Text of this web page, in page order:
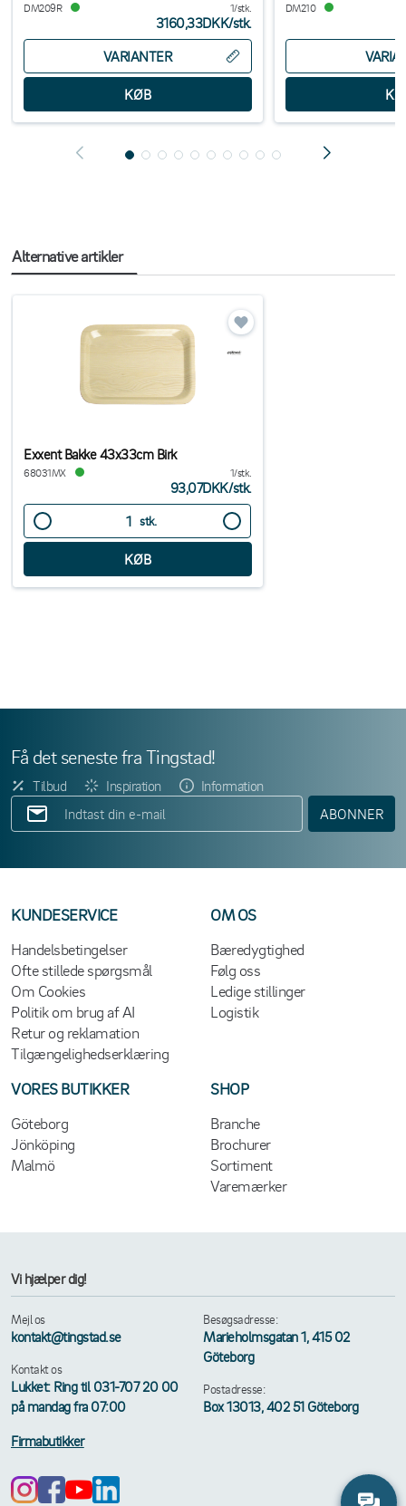
DM209R 1/stk.
3160,33DKK/stk.
VARIANTER
DM210
Alternative artikler
Exxent Bakke 43x33cm Birk
68031MX 1/stk.
93,07DKK/stk.
stk.
Få det seneste fra Tingstad!
Tilbud Inspiration
Information
ABONNER
KUNDESERVICE
Handelsbetingelser
Ofte stillede spørgsmål
Om Cookies
Politik om brug af AI
Retur og reklamation
Tilgængelighedserklæring
OM OS
Bæredygtighed
Følg oss
Ledige stillinger
Logistik
VORES BUTIKKER
Göteborg
Jönköping
Malmö
SHOP
Branche
Brochurer
Sortiment
Varemærker
Vi hjælper dig!
Mejl os
kontakt@tingstad.se
Kontakt os
Lukket: Ring til 031-707 20 00
på mandag fra 07:00
Besøgsadresse:
Marieholmsgatan 1, 415 02
Göteborg
Postadresse:
Box 13013, 402 51 Göteborg
Firmabutikker